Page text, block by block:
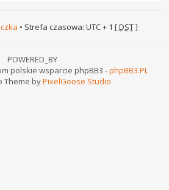
• Strefa czasowa: UTC + 1 [DST]
POWERED_BY
polskie wsparcie phpBB3 -phpBB3.PL
Theme byPixelGoose Studio